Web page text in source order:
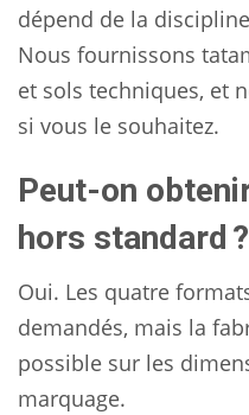
dépend de la
Nous fournissons
et sols techniques, et
si vous le souhaitez.
Peut-on
hors standard ?
Oui. Les quatre
demandés, mais la
possible sur les
marquage.